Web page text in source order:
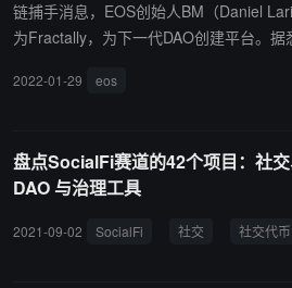
链捕手消息，EOS创始人BM（Daniel
为Fractally，为下一代DAO创建平台。
分形民主（fractal democracy）相结合，
2022-01-29 eos
盘点SocialFi赛道的42个项目：社交
DAO 与治理工具
2021-09-02 SocialFi 社交 社交代币